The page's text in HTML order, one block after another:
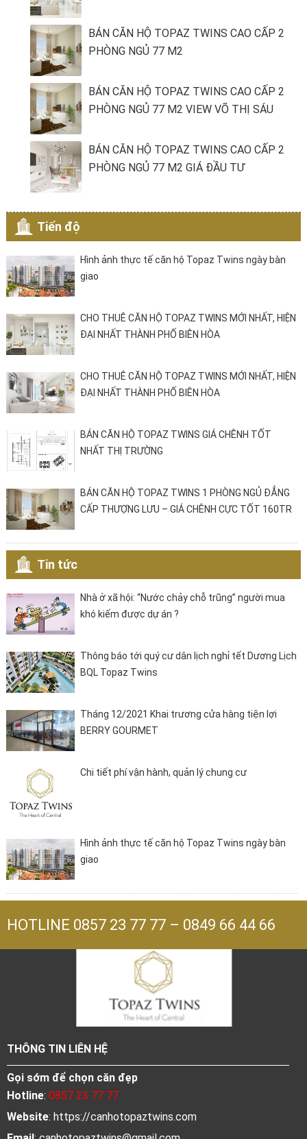
BÁN CĂN HỘ TOPAZ TWINS CAO CẤP 2
PHÒNG NGỦ 77 M2
BÁN CĂN HỘ TOPAZ TWINS CAO CẤP 2
PHÒNG NGỦ 77 M2 VIEW VÕ THỊ SÁU
BÁN CĂN HỘ TOPAZ TWINS CAO CẤP 2
PHÒNG NGỦ 77 M2 GIÁ ĐẦU TƯ
Tiến độ
Hình ảnh thực tế căn hộ Topaz Twins ngày bàn
giao
CHO THUÊ CĂN HỘ TOPAZ TWINS MỚI NHẤT, HIỆN
ĐẠI NHẤT THÀNH PHỐ BIÊN HÒA
CHO THUÊ CĂN HỘ TOPAZ TWINS MỚI NHẤT, HIỆN
ĐẠI NHẤT THÀNH PHỐ BIÊN HÒA
BÁN CĂN HỘ TOPAZ TWINS GIÁ CHÊNH TỐT
NHẤT THỊ TRƯỜNG
BÁN CĂN HỘ TOPAZ TWINS 1 PHÒNG NGỦ ĐẲNG
CẤP THƯỢNG LƯU – GIÁ CHÊNH CỰC TỐT 160TR
Tin tức
Nhà ở xã hội: “Nước chảy chỗ trũng” người mua
khó kiếm được dự án ?
Thông báo tới quý cư dân lịch nghỉ tết Dương Lịch
BQL Topaz Twins
Tháng 12/2021 Khai trương cửa hàng tiện lợi
BERRY GOURMET
Chi tiết phí vận hành, quản lý chung cư
Hình ảnh thực tế căn hộ Topaz Twins ngày bàn
giao
HOTLINE 0857 23 77 77 – 0849 66 44 66
THÔNG TIN LIÊN HỆ
Gọi sớm để chọn căn đẹp
Hotline: 0857 23 77 77
Website: https://canhotopaztwins.com